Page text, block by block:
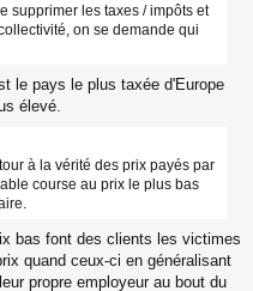
supprimer les taxes / impôts et
on se demande qui
le pays le plus taxée d'Europe
élevé.
à la vérité des prix payés par
course au prix le plus bas
bas font des clients les victimes
quand ceux-ci en généralisant
propre employeur au bout du